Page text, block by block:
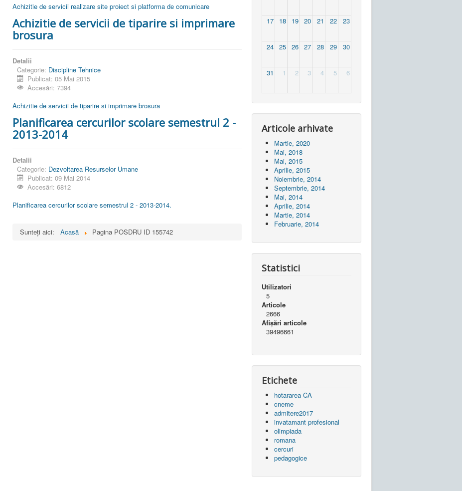
Achizitie de servicii realizare site proiect si platforma de comunicare
Achizitie de servicii de tiparire si imprimare
brosura
Detalii
Categorie: Discipline Tehnice
Publicat: 05 Mai 2015
Accesări: 7394
Achizitie de servicii de tiparire si imprimare brosura
Planificarea cercurilor scolare semestrul 2 -
2013-2014
Detalii
Categorie: Dezvoltarea Resurselor Umane
Publicat: 09 Mai 2014
Accesări: 6812
Planificarea cercurilor scolare semestrul 2 - 2013-2014.
Sunteți aici: Acasă Pagina POSDRU ID 155742
17 18 19 20 21 22 23
24 25 26 27 28 29 30
31 1 2 3 4 5 6
Articole arhivate
Martie, 2020
Mai, 2018
Mai, 2015
Aprilie, 2015
Noiembrie, 2014
Septembrie, 2014
Mai, 2014
Aprilie, 2014
Martie, 2014
Februarie, 2014
Statistici
Utilizatori
5
Articole
2666
Afișări articole
39496661
Etichete
hotararea CA
cneme
admitere2017
invatamant profesional
olimpiada
romana
cercuri
pedagogice